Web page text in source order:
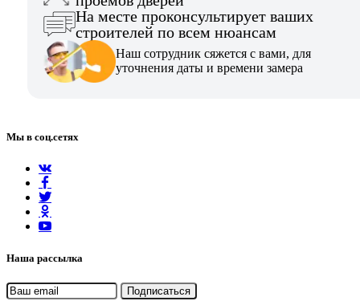
На месте проконсультирует ваших
строителей по всем нюансам
Наш сотрудник сяжется с вами, для
уточнения даты и времени замера
Мы в соц.сетях
Наша рассылка